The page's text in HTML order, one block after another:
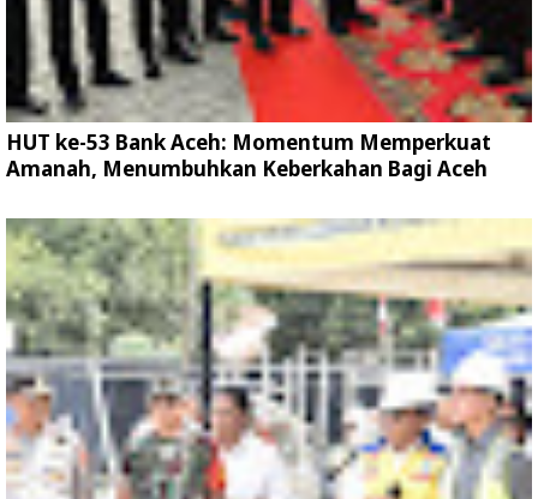
HUT ke-53 Bank Aceh: Momentum Memperkuat
Amanah, Menumbuhkan Keberkahan Bagi Aceh